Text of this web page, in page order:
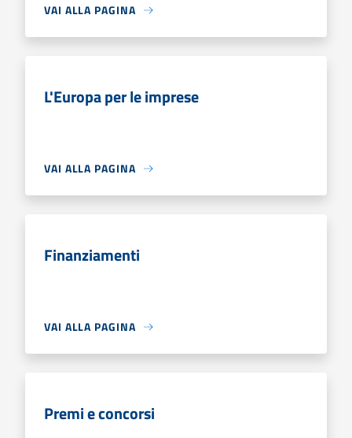
VAI ALLA PAGINA
L'Europa per le imprese
VAI ALLA PAGINA
Finanziamenti
VAI ALLA PAGINA
Premi e concorsi